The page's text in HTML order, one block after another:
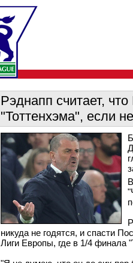
Рэднапп считает,
"Тоттенхэма", если
никуда не годятся, и спасти
Лиги Европы, где в 1/4 финала